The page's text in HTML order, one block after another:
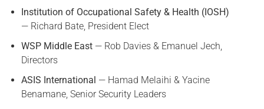
Institution of Occupational Safety & Health (IOSH)
— Richard Bate, President Elect
WSP Middle East— Rob Davies & Emanuel Jech,
Directors
ASIS International — Hamad Melaihi & Yacine
Benamane, Senior Security Leaders